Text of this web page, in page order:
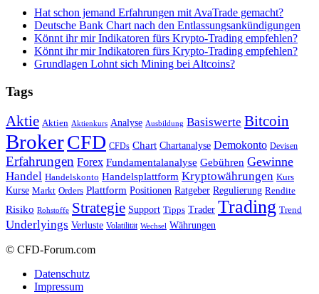
Hat schon jemand Erfahrungen mit AvaTrade gemacht?
Deutsche Bank Chart nach den Entlassungsankündigungen
Könnt ihr mir Indikatoren fürs Krypto-Trading empfehlen?
Könnt ihr mir Indikatoren fürs Krypto-Trading empfehlen?
Grundlagen Lohnt sich Mining bei Altcoins?
Tags
Aktie Aktien Aktienkurs Analyse Ausbildung Basiswerte Bitcoin
BrokerCFD CFDs Chart Chartanalyse Demokonto Devisen
Erfahrungen Forex Fundamentalanalyse Gebühren Gewinne
Handel Handelskonto Handelsplattform Kryptowährungen Kurs
Kurse Markt Orders Plattform Positionen Ratgeber Regulierung Rendite
Risiko Rohstoffe Strategie Support Tipps Trader Trading Trend
Underlyings Verluste Volatilität Wechsel Währungen
© CFD-Forum.com
Datenschutz
Impressum